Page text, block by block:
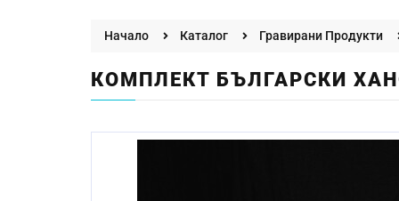
Начало Каталог Гравирани Продукти
КОМПЛЕКТ БЪЛГАРСКИ